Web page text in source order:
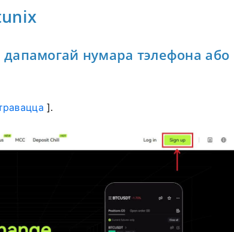
дапамогай нумара тэлефона або
].